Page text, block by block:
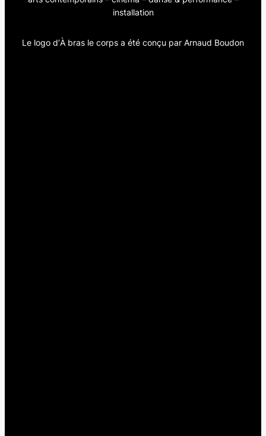
installation
Le logo d’À bras le corps a été conçu par Arnaud Boudon